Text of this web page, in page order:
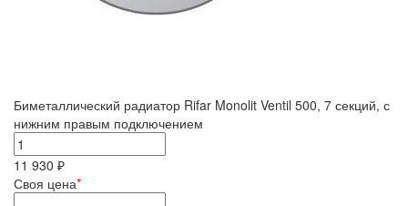
Биметаллический радиатор Rifar Monolit Ventil 500, 7 секций, с
нижним правым подключением
11 930 ₽
Своя цена*